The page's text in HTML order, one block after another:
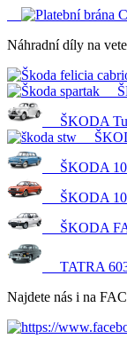
Náhradní díly na
ŠKODA
ŠKODA
ŠKODA
ŠKODA
TATRA
Najdete nás i na